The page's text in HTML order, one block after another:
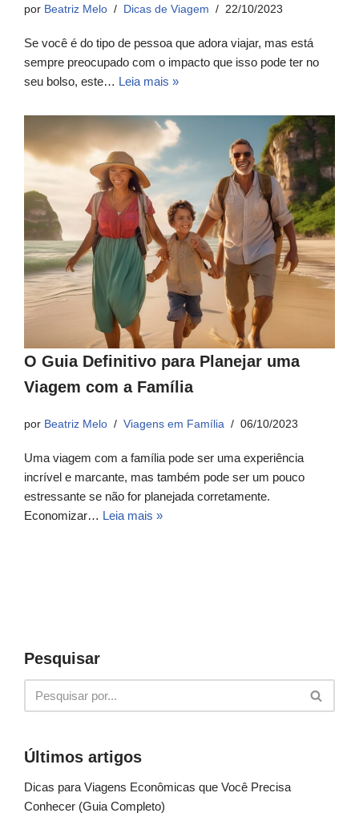
por Beatriz Melo Dicas de Viagem 22/10/2023
Se você é do tipo de pessoa que adora viajar, mas está
sempre preocupado com o impacto que isso pode ter no
seu bolso, este… Leia mais »
O Guia Definitivo para Planejar uma
Viagem com a Família
por Beatriz Melo Viagens em Família 06/10/2023
Uma viagem com a família pode ser uma experiência
incrível e marcante, mas também pode ser um pouco
estressante se não for planejada corretamente.
Economizar… Leia mais »
Pesquisar
Últimos artigos
Dicas para Viagens Econômicas que Você Precisa
Conhecer (Guia Completo)